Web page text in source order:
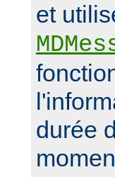
et
durée